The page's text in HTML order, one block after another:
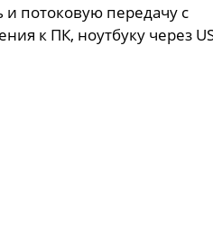
потоковую передачу с
к ПК, ноутбуку через